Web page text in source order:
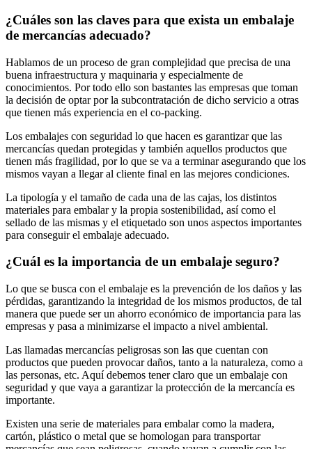
¿Cuáles son las claves para que exista un embalaje
de mercancías adecuado?
Hablamos de un proceso de gran complejidad que precisa de una
buena infraestructura y maquinaria y especialmente de
conocimientos. Por todo ello son bastantes las empresas que toman
la decisión de optar por la subcontratación de dicho servicio a otras
que tienen más experiencia en el co-packing.
Los embalajes con seguridad lo que hacen es garantizar que las
mercancías quedan protegidas y también aquellos productos que
tienen más fragilidad, por lo que se va a terminar asegurando que los
mismos vayan a llegar al cliente final en las mejores condiciones.
La tipología y el tamaño de cada una de las cajas, los distintos
materiales para embalar y la propia sostenibilidad, así como el
sellado de las mismas y el etiquetado son unos aspectos importantes
para conseguir el embalaje adecuado.
¿Cuál es la importancia de un embalaje seguro?
Lo que se busca con el embalaje es la prevención de los daños y las
pérdidas, garantizando la integridad de los mismos productos, de tal
manera que puede ser un ahorro económico de importancia para las
empresas y pasa a minimizarse el impacto a nivel ambiental.
Las llamadas mercancías peligrosas son las que cuentan con
productos que pueden provocar daños, tanto a la naturaleza, como a
las personas, etc. Aquí debemos tener claro que un embalaje con
seguridad y que vaya a garantizar la protección de la mercancía es
importante.
Existen una serie de materiales para embalar como la madera,
cartón, plástico o metal que se homologan para transportar